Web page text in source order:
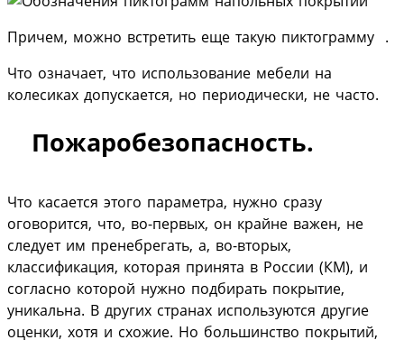
Причем, можно встретить еще такую пиктограмму .
Что означает, что использование мебели на
колесиках допускается, но периодически, не часто.
Пожаробезопасность.
Что касается этого параметра, нужно сразу
оговорится, что, во-первых, он крайне важен, не
следует им пренебрегать, а, во-вторых,
классификация, которая принята в России (КМ), и
согласно которой нужно подбирать покрытие,
уникальна. В других странах используются другие
оценки, хотя и схожие. Но большинство покрытий,